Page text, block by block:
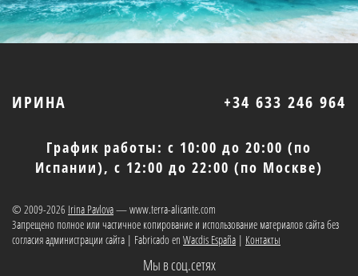
ИРИНА +34 633 246 964
График работы: с 10:00 до 20:00 (по
Испании), с 12:00 до 22:00 (по Москве)
© 2009-2026 Irina Pavlova— www.terra-alicante.com
Запрещено полное или частичное копирование и использование материалов сайта без
согласия администрации сайта | Fabricado en Wacdis España | Контакты
Мы в соц.сетях